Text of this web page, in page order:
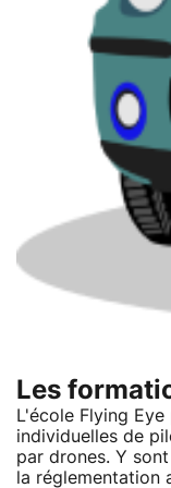
Les
L'école Flying
individuelles de
par drones. Y
la réglementation